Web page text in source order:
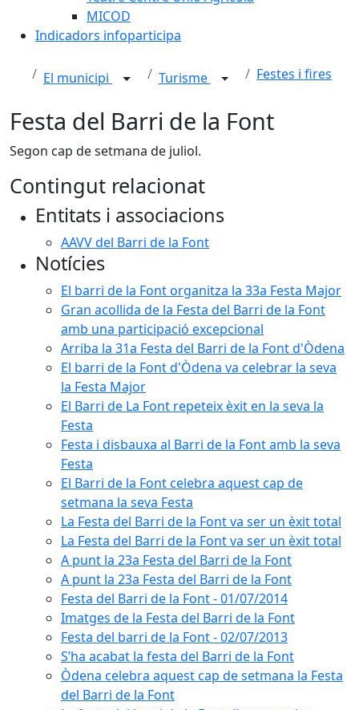
MICOD
Indicadors infoparticipa
El municipi Turisme Festes i fires
Festa del Barri de la Font
Segon cap de setmana de juliol.
Contingut relacionat
Entitats i associacions
AAVV del Barri de la Font
Notícies
El barri de la Font organitza la 33a Festa Major
Gran acollida de la Festa del Barri de la Font
amb una participació excepcional
Arriba la 31a Festa del Barri de la Font d'Òdena
El barri de la Font d'Òdena va celebrar la seva
la Festa Major
El Barri de La Font repeteix èxit en la seva la
Festa
Festa i disbauxa al Barri de la Font amb la seva
Festa
El Barri de la Font celebra aquest cap de
setmana la seva Festa
La Festa del Barri de la Font va ser un èxit total
La Festa del Barri de la Font va ser un èxit total
A punt la 23a Festa del Barri de la Font
A punt la 23a Festa del Barri de la Font
Festa del Barri de la Font - 01/07/2014
Imatges de la Festa del Barri de la Font
Festa del barri de la Font - 02/07/2013
S’ha acabat la festa del Barri de la Font
Òdena celebra aquest cap de setmana la Festa
del Barri de la Font